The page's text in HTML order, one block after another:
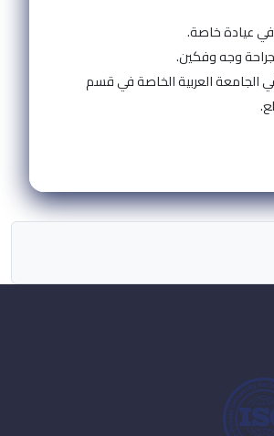
عيادة خاصة.
وجه وفكين.
العربية الخاصة في قسم